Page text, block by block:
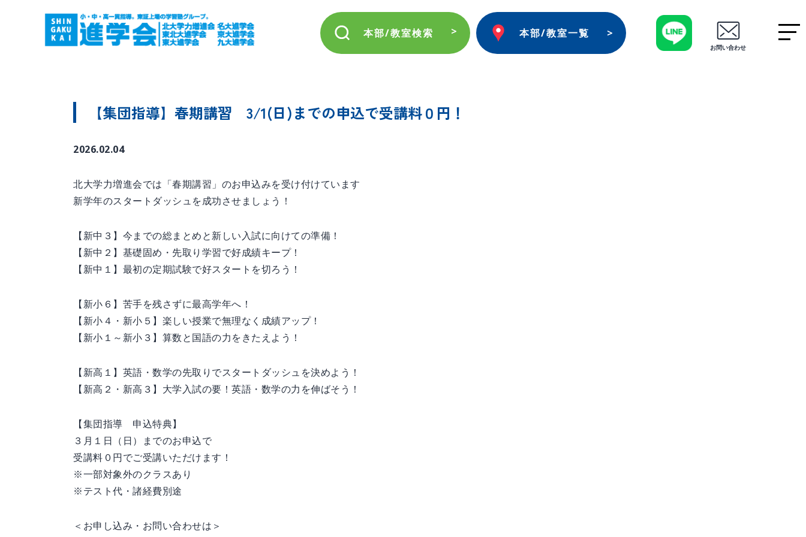
本部/教室検索 本部/教室一覧
お問い合わせ
【集団指導】春期講習 3/1(日)までの申込で受講料０円！
2026.02.04
北大学力増進会では「春期講習」のお申込みを受け付けています
新学年のスタートダッシュを成功させましょう！
【新中３】今までの総まとめと新しい入試に向けての準備！
【新中２】基礎固め・先取り学習で好成績キープ！
【新中１】最初の定期試験で好スタートを切ろう！
【新小６】苦手を残さずに最高学年へ！
【新小４・新小５】楽しい授業で無理なく成績アップ！
【新小１～新小３】算数と国語の力をきたえよう！
【新高１】英語・数学の先取りでスタートダッシュを決めよう！
【新高２・新高３】大学入試の要！英語・数学の力を伸ばそう！
【集団指導 申込特典】
３月１日（日）までのお申込で
受講料０円でご受講いただけます！
※一部対象外のクラスあり
※テスト代・諸経費別途
＜お申し込み・お問い合わせは＞